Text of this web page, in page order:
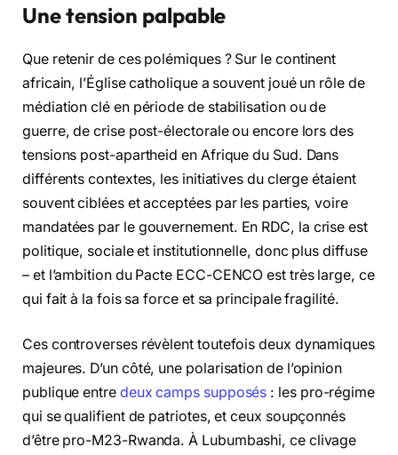
Une tension palpable
Que retenir de ces polémiques ? Sur le continent
africain, l’Église catholique a souvent joué un rôle de
médiation clé en période de stabilisation ou de
guerre, de crise post-électorale ou encore lors des
tensions post-apartheid en Afrique du Sud. Dans
différents contextes, les initiatives du clerge étaient
souvent ciblées et acceptées par les parties, voire
mandatées par le gouvernement. En RDC, la crise est
politique, sociale et institutionnelle, donc plus diffuse
– et l’ambition du Pacte ECC-CENCO est très large, ce
qui fait à la fois sa force et sa principale fragilité.
Ces controverses révèlent toutefois deux dynamiques
majeures. D’un côté, une polarisation de l’opinion
publique entre deux camps supposés : les pro-régime
qui se qualifient de patriotes, et ceux soupçonnés
d’être pro-M23-Rwanda. À Lubumbashi, ce clivage